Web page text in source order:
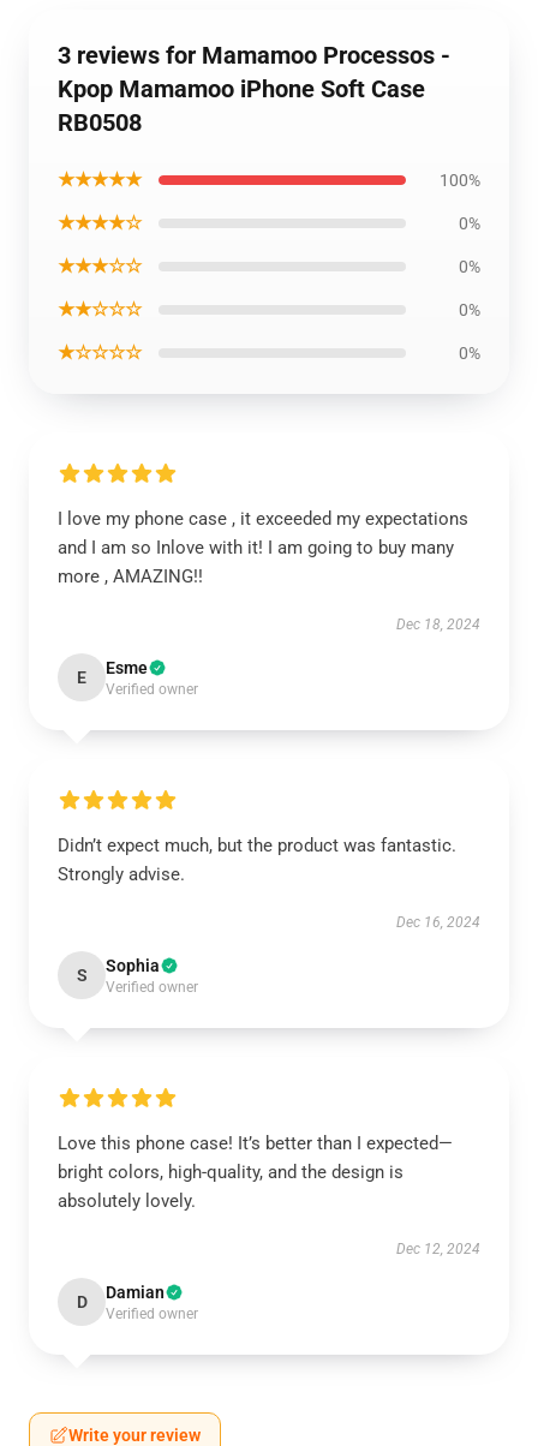
3 reviews for Mamamoo Processos -
Kpop Mamamoo iPhone Soft Case
RB0508
★★★★★ 100%
★★★★☆ 0%
★★★☆☆ 0%
★★☆☆☆ 0%
★☆☆☆☆ 0%
I love my phone case , it exceeded my expectations
and I am so Inlove with it! I am going to buy many
more , AMAZING!!
Dec 18, 2024
E Esme
Verified owner
Didn’t expect much, but the product was fantastic.
Strongly advise.
Dec 16, 2024
S Sophia
Verified owner
Love this phone case! It’s better than I expected—
bright colors, high-quality, and the design is
absolutely lovely.
Dec 12, 2024
D Damian
Verified owner
Write your review